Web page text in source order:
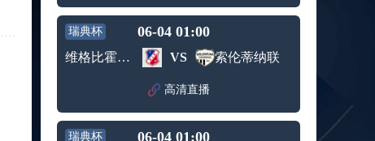
轮
标签： 2024年5
月12日
ATP罗马
大师赛
男单第2
轮
萨卡里vs加里宁娜 全场录像回放
标签： 2024年5
WTA罗
马大师
赛女单
第3轮
吉隆vs卢布列夫 全场录像回放
月12日
ATP罗马
大师赛
兹维列夫vs达德尔里 全场录像回放
瑞典杯 06-04 01:00
维格比霍尔姆斯 VS 索伦蒂纳联
高清直播
瑞典杯 06-04 01:00